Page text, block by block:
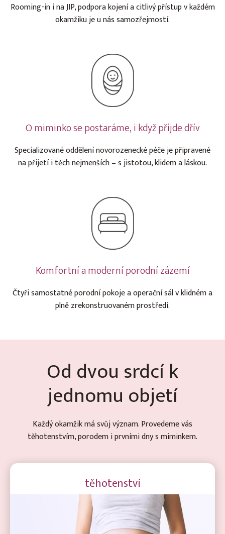
Rooming-in i na JIP, podpora kojení a citlivý přístup v každém
okamžiku je u nás samozřejmostí.
O miminko se postaráme, i když přijde dřív
Specializované oddělení novorozenecké péče je připravené
na přijetí i těch nejmenších – s jistotou, klidem a láskou.
Komfortní a moderní porodní zázemí
Čtyři samostatné porodní pokoje a operační sál v klidném a
plně zrekonstruovaném prostředí.
Od dvou srdcí k
jednomu objetí
Každý okamžik má svůj význam. Provedeme vás
těhotenstvím, porodem i prvními dny s miminkem.
těhotenství